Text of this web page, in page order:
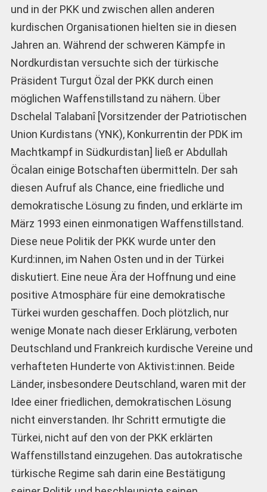
und in der PKK und zwischen allen anderen
kurdischen Organisationen hielten sie in diesen
Jahren an. Während der schweren Kämpfe in
Nordkurdistan versuchte sich der türkische
Präsident Turgut Özal der PKK durch einen
möglichen Waffenstillstand zu nähern. Über
Dschelal Talabanî [Vorsitzender der Patriotischen
Union Kurdistans (YNK), Konkurrentin der PDK im
Machtkampf in Südkurdistan] ließ er Abdullah
Öcalan einige Botschaften übermitteln. Der sah
diesen Aufruf als Chance, eine friedliche und
demokratische Lösung zu finden, und erklärte im
März 1993 einen einmonatigen Waffenstillstand.
Diese neue Politik der PKK wurde unter den
Kurd:innen, im Nahen Osten und in der Türkei
diskutiert. Eine neue Ära der Hoffnung und eine
positive Atmosphäre für eine demokratische
Türkei wurden geschaffen. Doch plötzlich, nur
wenige Monate nach dieser Erklärung, verboten
Deutschland und Frankreich kurdische Vereine und
verhafteten Hunderte von Aktivist:innen. Beide
Länder, insbesondere Deutschland, waren mit der
Idee einer friedlichen, demokratischen Lösung
nicht einverstanden. Ihr Schritt ermutigte die
Türkei, nicht auf den von der PKK erklärten
Waffenstillstand einzugehen. Das autokratische
türkische Regime sah darin eine Bestätigung